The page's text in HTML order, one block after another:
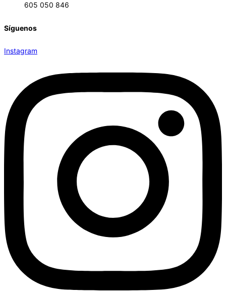
605 050 846
Síguenos
Instagram